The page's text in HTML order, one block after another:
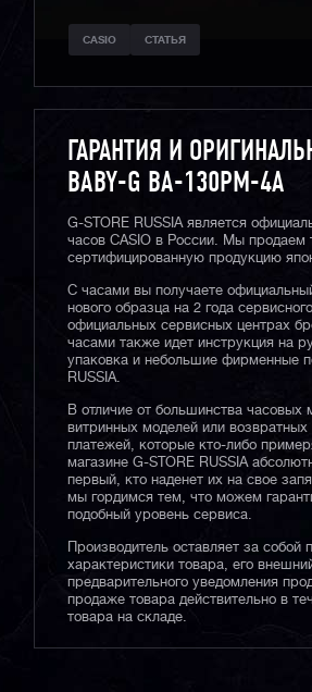
CASIO СТАТЬЯ
ГАРАНТИЯ И
BABY-G BA-130PM-4A
G-STORE RUSSIA является
часов CASIO в России. Мы продаем
сертифицированную продукцию
С часами вы получаете
нового образца на 2 года
официальных сервисных центрах
часами также идет инструкция на
упаковка и небольшие фирменные
RUSSIA.
В отличие от большинства часовых
витринных моделей или
платежей, которые кто-либо
магазине G-STORE RUSSIA
первый, кто наденет их на свое
мы гордимся тем, что можем
подобный уровень сервиса.
Производитель оставляет за собой
характеристики товара, его
предварительного уведомления
продаже товара действительно в
товара на складе.